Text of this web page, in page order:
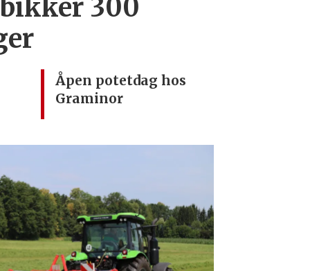
300
Åpen potetdag hos
Graminor